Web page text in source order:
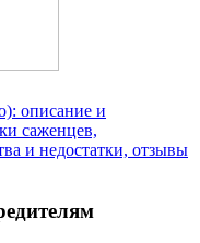
описание и
саженцев,
и недостатки, отзывы